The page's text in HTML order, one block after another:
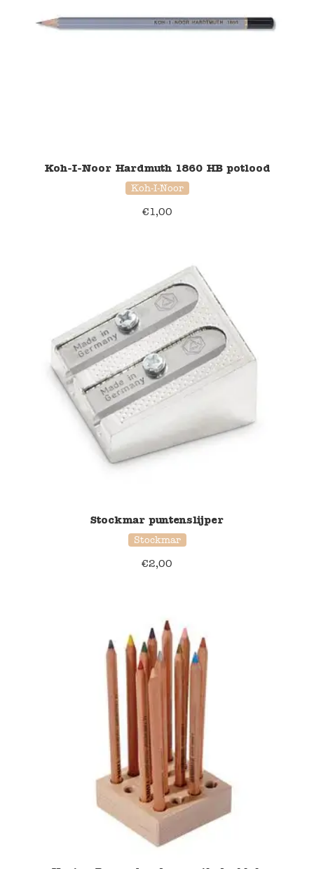
Koh-I-Noor Hardmuth 1860 HB potlood
Koh-I-Noor
€1,00
Stockmar puntenslijper
Stockmar
€2,00